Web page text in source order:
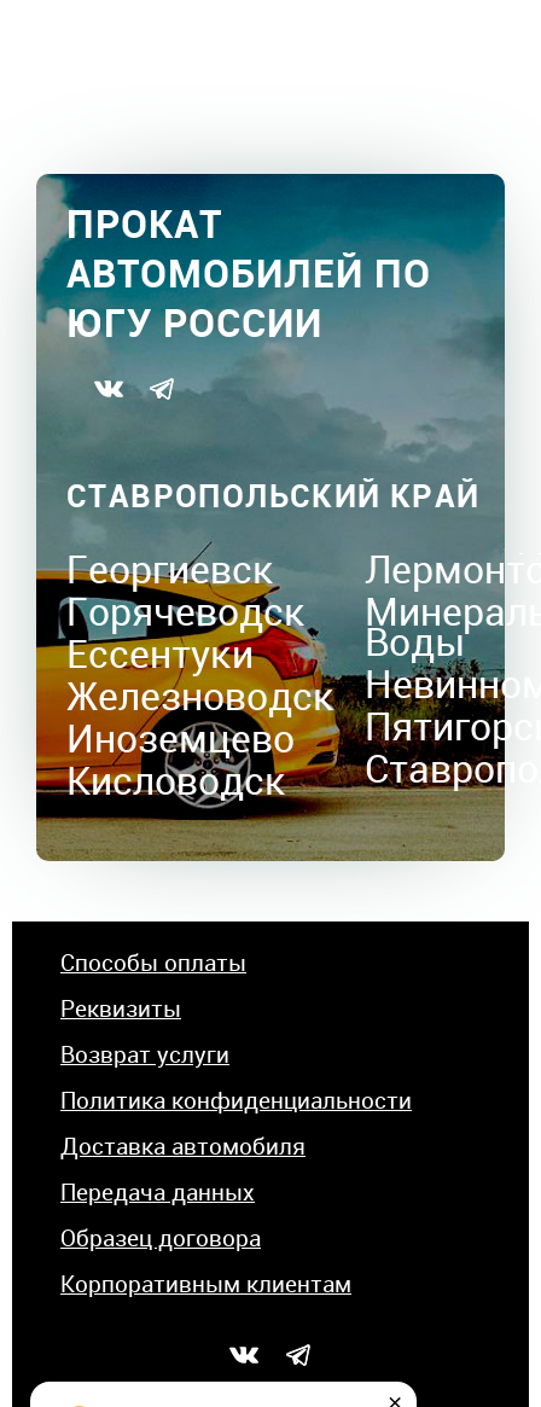
ПРОКАТ
АВТОМОБИЛЕЙ ПО
ЮГУ РОССИИ
СТАВРОПОЛЬСКИЙ КРАЙ
Георгиевск
Горячеводск
Ессентуки
Железноводск
Иноземцево
Кисловодск
Воды
Способы оплаты
Реквизиты
Возврат услуги
Политика конфиденциальности
Доставка автомобиля
Передача данных
Образец договора
Корпоративным клиентам